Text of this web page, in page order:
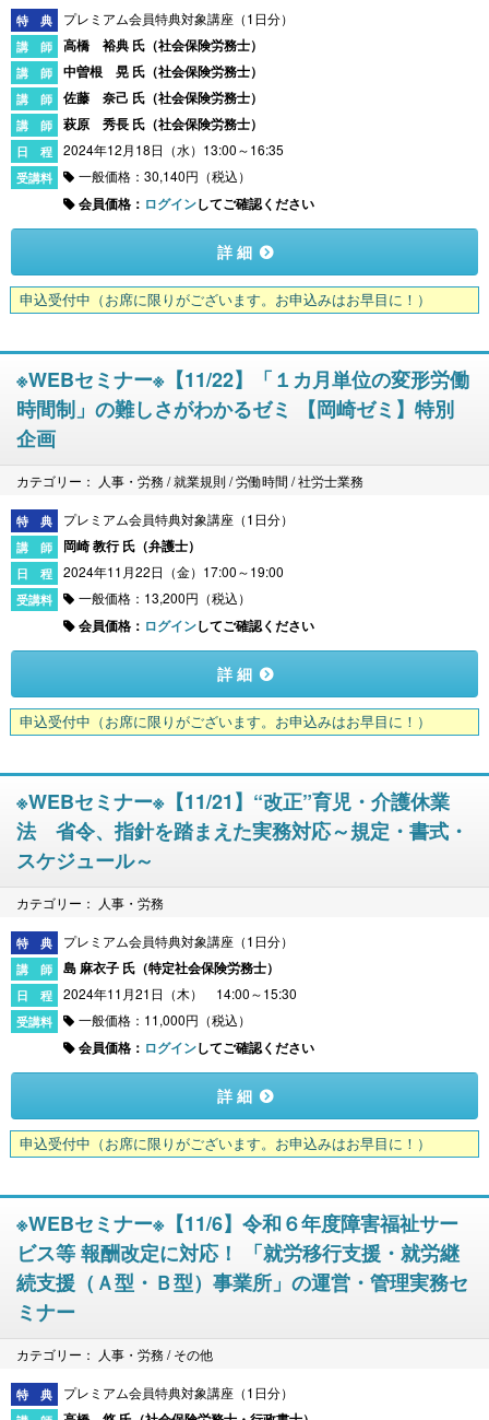
プレミアム会員特典対象講座（1日分）
高橋 裕典 氏（社会保険労務士）
中曽根 晃 氏（社会保険労務士）
佐藤 奈己 氏（社会保険労務士）
萩原 秀長 氏（社会保険労務士）
2024年12月18日（水）13:00～16:35
一般価格：30,140円（税込）
会員価格： ログインしてご確認ください
詳 細
申込受付中 （お席に限りがございます。お申込みはお早目に！）
※WEBセミナー※【11/22】「１カ月単位の変形労働
時間制」の難しさがわかるゼミ 【岡崎ゼミ】特別
企画
カテゴリー： 人事・労務 / 就業規則 / 労働時間 / 社労士業務
プレミアム会員特典対象講座（1日分）
岡崎 教行 氏（弁護士）
2024年11月22日（金）17:00～19:00
一般価格：13,200円（税込）
会員価格： ログインしてご確認ください
詳 細
申込受付中 （お席に限りがございます。お申込みはお早目に！）
※WEBセミナー※【11/21】“改正”育児・介護休業
法 省令、指針を踏まえた実務対応～規定・書式・
スケジュール～
カテゴリー： 人事・労務
プレミアム会員特典対象講座（1日分）
島 麻衣子 氏（特定社会保険労務士）
2024年11月21日（木） 14:00～15:30
一般価格：11,000円（税込）
会員価格： ログインしてご確認ください
詳 細
申込受付中 （お席に限りがございます。お申込みはお早目に！）
※WEBセミナー※【11/6】令和６年度障害福祉サー
ビス等 報酬改定に対応！ 「就労移行支援・就労継
続支援（Ａ型・Ｂ型）事業所」の運営・管理実務セ
ミナー
カテゴリー： 人事・労務 / その他
プレミアム会員特典対象講座（1日分）